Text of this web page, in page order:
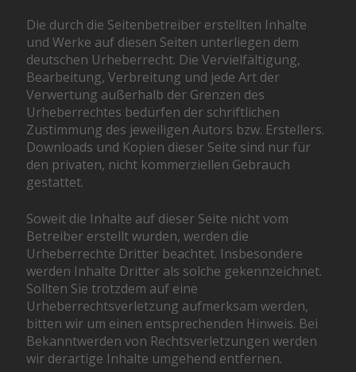
Die durch die Seitenbetreiber erstellten Inhalte
und Werke auf diesen Seiten unterliegen dem
deutschen Urheberrecht. Die Vervielfältigung,
Bearbeitung, Verbreitung und jede Art der
Verwertung außerhalb der Grenzen des
Urheberrechtes bedürfen der schriftlichen
Zustimmung des jeweiligen Autors bzw. Erstellers.
Downloads und Kopien dieser Seite sind nur für
den privaten, nicht kommerziellen Gebrauch
gestattet.
Soweit die Inhalte auf dieser Seite nicht vom
Betreiber erstellt wurden, werden die
Urheberrechte Dritter beachtet. Insbesondere
werden Inhalte Dritter als solche gekennzeichnet.
Sollten Sie trotzdem auf eine
Urheberrechtsverletzung aufmerksam werden,
bitten wir um einen entsprechenden Hinweis. Bei
Bekanntwerden von Rechtsverletzungen werden
wir derartige Inhalte umgehend entfernen.